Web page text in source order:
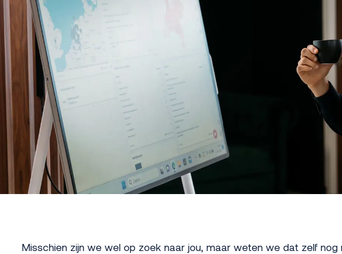
Misschien zijn we wel op zoek naar jou, maar weten we dat zelf nog